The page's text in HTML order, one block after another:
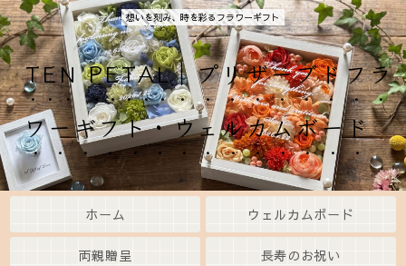
想いを刻み、時を彩るフラワーギフト
TEN PETAL｜プリザーブドフラ
ワーギフト・ウェルカムボード
ホーム ウェルカムボード
両親贈呈 長寿のお祝い